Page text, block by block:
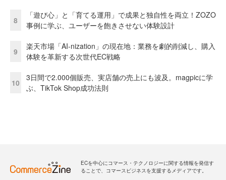
8
「遊び心」と「育てる運用」で成果と独自性を両立！ZOZO
事例に学ぶ、ユーザーを飽きさせない体験設計
9
楽天市場「AI-nization」の現在地：業務を劇的削減し、購入
体験を革新する次世代EC戦略
10
3日間で2.000個販売、実店舗の売上にも波及。magpicに学
ぶ、TikTok Shop成功法則
ECを中心にコマース・テクノロジーに関する情報を発信す
ることで、コマースビジネスを支援するメディアです。